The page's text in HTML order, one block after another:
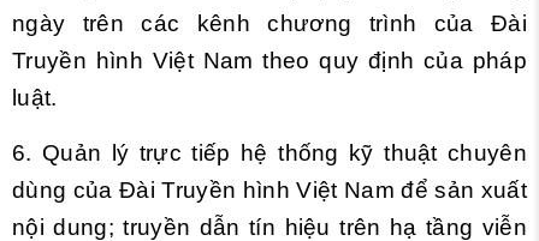
ngày trên các kênh chương trình của Đài
Truyền hình Việt Nam theo quy định của pháp
luật.
6. Quản lý trực tiếp hệ thống kỹ thuật chuyên
dùng của Đài Truyền hình Việt Nam để sản xuất
nội dung; truyền dẫn tín hiệu trên hạ tầng viễn